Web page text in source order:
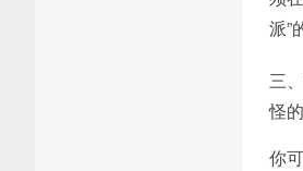
派”
三
怪
你